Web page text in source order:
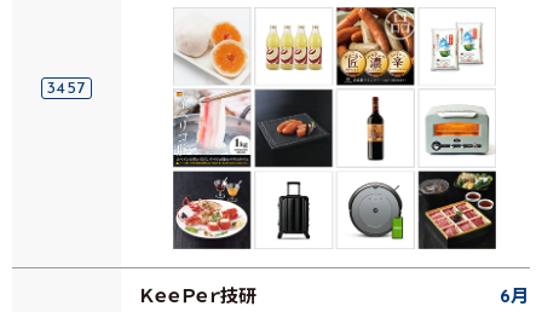
3457
ＫｅｅＰｅｒ技研 6月